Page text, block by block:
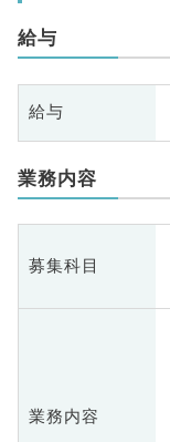
給与
給与
業務内容
募集科目
業務内容